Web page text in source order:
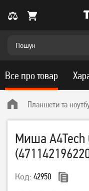
Планшети та
Миша A4Tech
Код: 42950
Все про товар